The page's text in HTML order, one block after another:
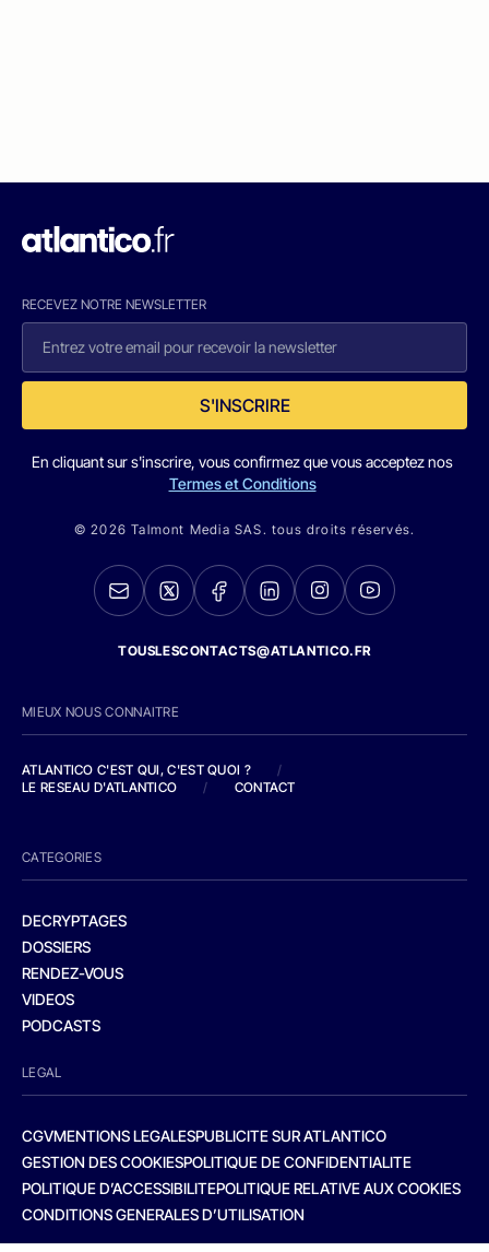
RECEVEZ NOTRE NEWSLETTER
S'INSCRIRE
En cliquant sur s'inscrire, vous confirmez que vous acceptez nos
Termes et Conditions
© 2026 Talmont Media SAS. tous droits réservés.
TOUSLESCONTACTS@ATLANTICO.FR
MIEUX NOUS CONNAITRE
ATLANTICO C'EST QUI, C'EST QUOI ?
/
LE RESEAU D'ATLANTICO
/ CONTACT
CATEGORIES
DECRYPTAGES
DOSSIERS
RENDEZ-VOUS
VIDEOS
PODCASTS
LEGAL
CGVMENTIONS LEGALESPUBLICITE SUR ATLANTICO
GESTION DES COOKIESPOLITIQUE DE CONFIDENTIALITE
POLITIQUE D’ACCESSIBILITEPOLITIQUE RELATIVE AUX COOKIES
CONDITIONS GENERALES D’UTILISATION